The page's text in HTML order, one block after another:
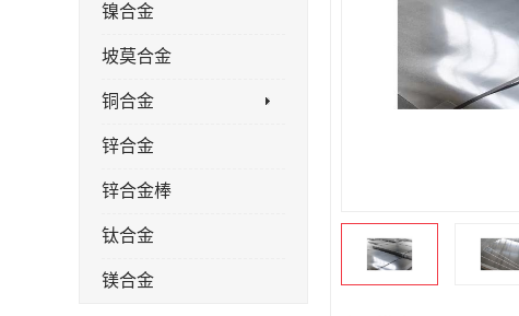
镍合金
坡莫合金
铜合金
锌合金
锌合金棒
钛合金
镁合金